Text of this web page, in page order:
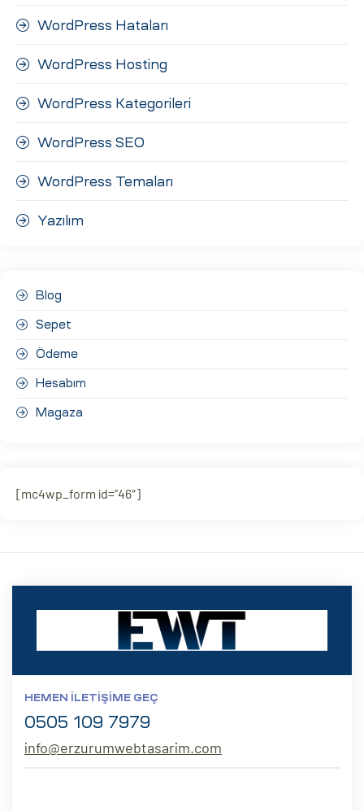
WordPress Hataları
WordPress Hosting
WordPress Kategorileri
WordPress SEO
WordPress Temaları
Yazılım
Blog
Sepet
Ödeme
Hesabım
Magaza
[mc4wp_form id=”46″]
HEMEN İLETIŞIME GEÇ
0505 109 7979
info@erzurumwebtasarim.com